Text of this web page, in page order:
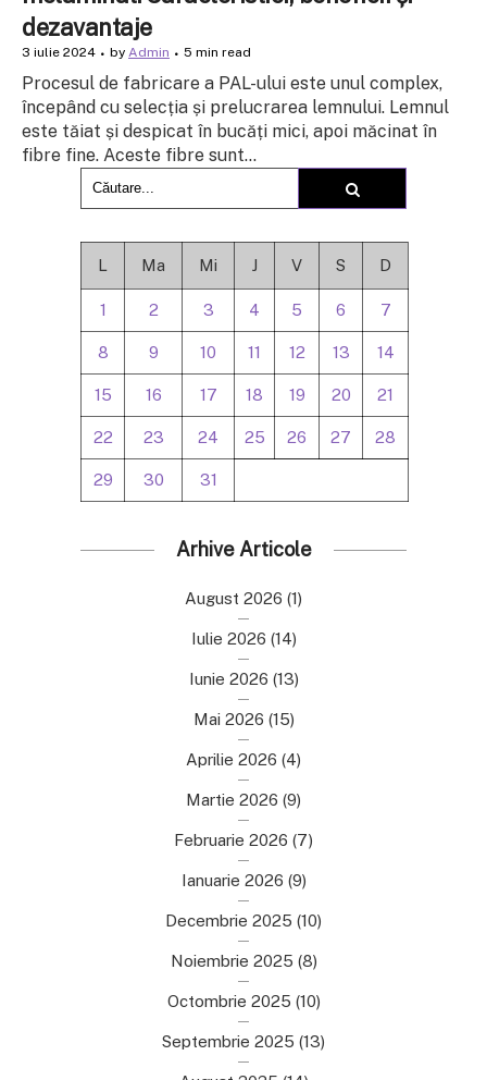
dezavantaje
3 iulie 2024 by Admin 5 min read
Procesul de fabricare a PAL-ului este unul complex,
începând cu selecția și prelucrarea lemnului. Lemnul
este tăiat și despicat în bucăți mici, apoi măcinat în
fibre fine. Aceste fibre sunt...
L Ma Mi J V S D
1 2 3 4 5 6 7
8 9 10 11 12 13 14
15 16 17 18 19 20 21
22 23 24 25 26 27 28
29 30 31
Arhive Articole
August 2026 (1)
Iulie 2026 (14)
Iunie 2026 (13)
Mai 2026 (15)
Aprilie 2026 (4)
Martie 2026 (9)
Februarie 2026 (7)
Ianuarie 2026 (9)
Decembrie 2025 (10)
Noiembrie 2025 (8)
Octombrie 2025 (10)
Septembrie 2025 (13)